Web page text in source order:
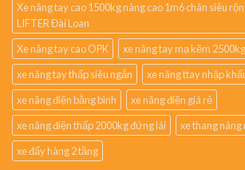
Xe nâng tay cao 1500kg nâng cao 1m6 chân siêu
LIFTER Đài Loan
Xe nâng tay cao OPK
xe nâng tay mạ kẽm 2500kg
xe nâng tay thấp siêu ngắn
xe nâng ttay nhập
xe nâng điện bằng bình
xe nâng điện giá rẻ
xe nâng điện thấp 2000kg đứng lái
xe thang
xe đẩy hàng 2 tầng